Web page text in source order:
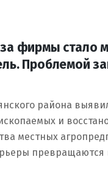
фирмы стало
Проблемой
района
и
местных
превращаются